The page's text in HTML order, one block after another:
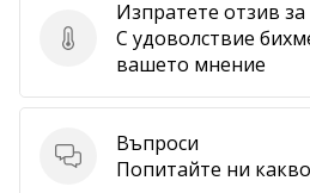
Изпратете отзив за
Изпратете отзив
С удоволствие
вашето мнение
Въпроси
Въпроси
Попитайте ни